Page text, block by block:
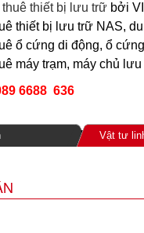
thiết bị lưu trữbởi
thiết bị lưu trữ NAS,
ổ cứng di động, ổ
máy trạm, máy chủ
6688 636
Vật tư